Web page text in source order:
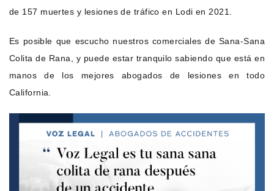
de 157 muertes y lesiones de tráfico en Lodi en 2021.
Es posible que escucho nuestros comerciales de Sana-Sana
Colita de Rana, y puede estar tranquilo sabiendo que está en
manos de los mejores abogados de lesiones en todo
California.